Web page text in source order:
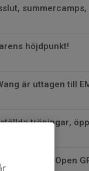
höjdpunkt!
är uttagen till
träningar,
i Fyris Open